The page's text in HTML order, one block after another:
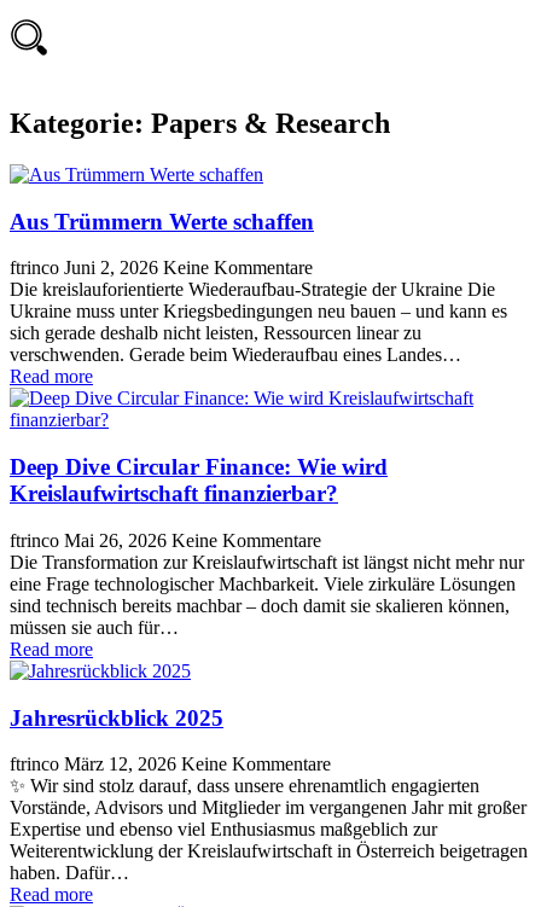
Kategorie: Papers & Research
Aus Trümmern Werte schaffen
ftrinco Juni 2, 2026 Keine Kommentare
Die kreislauforientierte Wiederaufbau-Strategie der Ukraine Die
Ukraine muss unter Kriegsbedingungen neu bauen – und kann es
sich gerade deshalb nicht leisten, Ressourcen linear zu
verschwenden. Gerade beim Wiederaufbau eines Landes…
Read more
Deep Dive Circular Finance: Wie wird
Kreislaufwirtschaft finanzierbar?
ftrinco Mai 26, 2026 Keine Kommentare
Die Transformation zur Kreislaufwirtschaft ist längst nicht mehr nur
eine Frage technologischer Machbarkeit. Viele zirkuläre Lösungen
sind technisch bereits machbar – doch damit sie skalieren können,
müssen sie auch für…
Read more
Jahresrückblick 2025
ftrinco März 12, 2026 Keine Kommentare
✨ Wir sind stolz darauf, dass unsere ehrenamtlich engagierten
Vorstände, Advisors und Mitglieder im vergangenen Jahr mit großer
Expertise und ebenso viel Enthusiasmus maßgeblich zur
Weiterentwicklung der Kreislaufwirtschaft in Österreich beigetragen
haben. Dafür…
Read more